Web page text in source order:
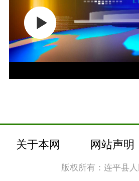
关于本网 网站声明
版权所有：连平县